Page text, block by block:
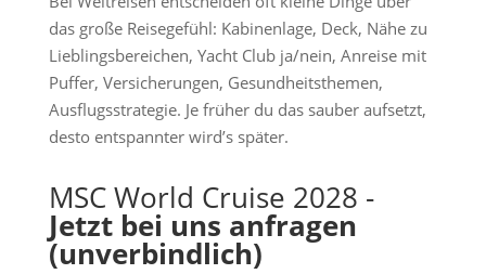
das große Reisegefühl: Kabinenlage, Deck, Nähe zu
Lieblingsbereichen, Yacht Club ja/nein, Anreise mit
Puffer, Versicherungen, Gesundheitsthemen,
Ausflugsstrategie. Je früher du das sauber aufsetzt,
desto entspannter wird’s später.
MSC World Cruise 2028 -
Jetzt bei uns anfragen
(unverbindlich)